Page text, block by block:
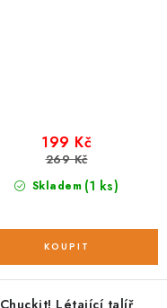
Skladem (1 ks)
199 Kč
269 Kč
Chuckit! Létající talíř